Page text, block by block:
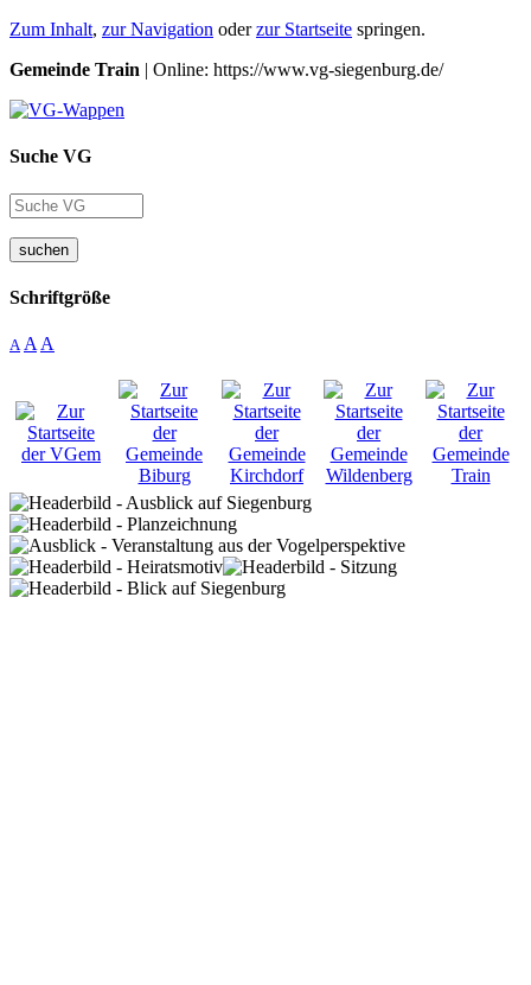
Zum Inhalt, zur Navigation oderzur Startseite springen.
Gemeinde Train | Online: https://www.vg-siegenburg.de/
Suche VG
suchen
Schriftgröße
A A A